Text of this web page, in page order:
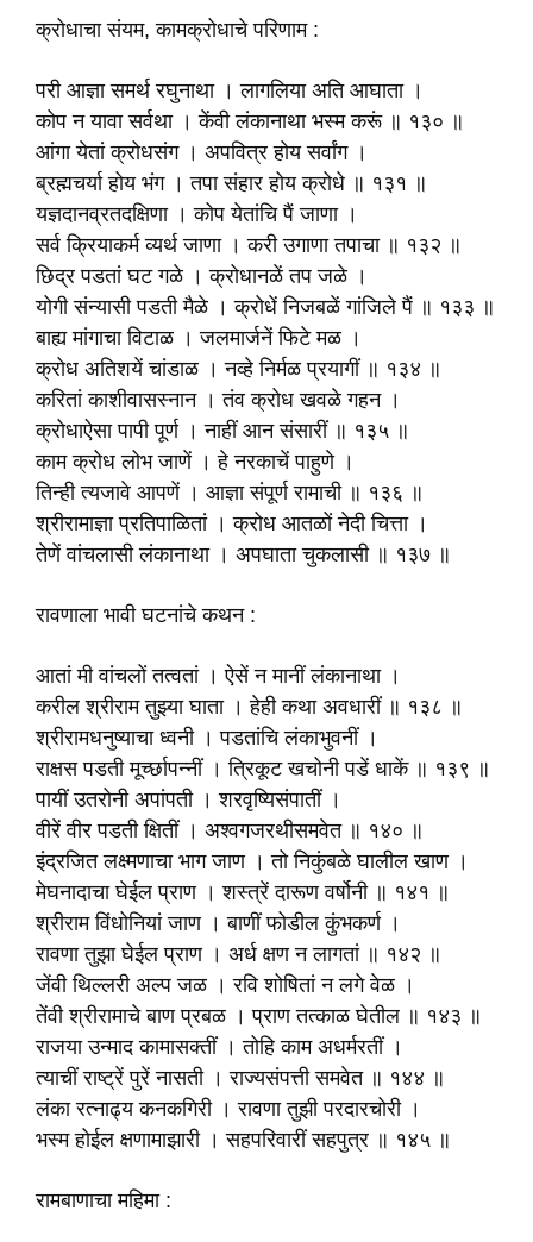
क्रोधाचा संयम, कामक्रोधाचे परिणाम :
परी आज्ञा समर्थ रघुनाथा । लागलिया अति आघाता ।
कोप न यावा सर्वथा । केंवी लंकानाथा भस्म करूं ॥ १३० ॥
आंगा येतां क्रोधसंग । अपवित्र होय सर्वांग ।
ब्रह्मचर्या होय भंग । तपा संहार होय क्रोधे ॥ १३१ ॥
यज्ञदानव्रतदक्षिणा । कोप येतांचि पैं जाणा ।
सर्व क्रियाकर्म व्यर्थ जाणा । करी उगाणा तपाचा ॥ १३२ ॥
छिद्र पडतां घट गळे । क्रोधानळें तप जळे ।
योगी संन्यासी पडती मैळे । क्रोधें निजबळें गांजिले पैं ॥ १३३ ॥
बाह्य मांगाचा विटाळ । जलमार्जनें फिटे मळ ।
क्रोध अतिशयें चांडाळ । नव्हे निर्मळ प्रयागीं ॥ १३४ ॥
करितां काशीवासस्नान । तंव क्रोध खवळे गहन ।
क्रोधाऐसा पापी पूर्ण । नाहीं आन संसारीं ॥ १३५ ॥
काम क्रोध लोभ जाणें । हे नरकाचें पाहुणे ।
तिन्ही त्यजावे आपणें । आज्ञा संपूर्ण रामाची ॥ १३६ ॥
श्रीरामाज्ञा प्रतिपाळितां । क्रोध आतळों नेदी चित्ता ।
तेणें वांचलासी लंकानाथा । अपघाता चुकलासी ॥ १३७ ॥
रावणाला भावी घटनांचे कथन :
आतां मी वांचलों तत्वतां । ऐसें न मानीं लंकानाथा ।
करील श्रीराम तुझ्या घाता । हेही कथा अवधारीं ॥ १३८ ॥
श्रीरामधनुष्याचा ध्वनी । पडतांचि लंकाभुवनीं ।
राक्षस पडती मूर्च्छापन्नीं । त्रिकूट खचोनी पडें धाकें ॥ १३९ ॥
पायीं उतरोनी अपांपती । शरवृष्यिसंपातीं ।
वीरें वीर पडती क्षितीं । अश्वगजरथीसमवेत ॥ १४० ॥
इंद्रजित लक्ष्मणाचा भाग जाण । तो निकुंबळे घालील खाण ।
मेघनादाचा घेईल प्राण । शस्त्रें दारूण वर्षोनी ॥ १४१ ॥
श्रीराम विंधोनियां जाण । बाणीं फोडील कुंभकर्ण ।
रावणा तुझा घेईल प्राण । अर्ध क्षण न लागतां ॥ १४२ ॥
जेंवी थिल्लरी अल्प जळ । रवि शोषितां न लगे वेळ ।
तेंवी श्रीरामाचे बाण प्रबळ । प्राण तत्काळ घेतील ॥ १४३ ॥
राजया उन्माद कामासक्तीं । तोहि काम अधर्मरतीं ।
त्याचीं राष्ट्रें पुरें नासती । राज्यसंपत्ती समवेत ॥ १४४ ॥
लंका रत्‍नाढ्य कनकगिरी । रावणा तुझी परदारचोरी ।
भस्म होईल क्षणामाझारी । सहपरिवारीं सहपुत्र ॥ १४५ ॥
रामबाणाचा महिमा :